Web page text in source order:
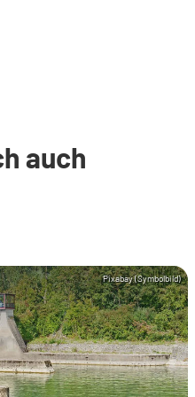
auch
Pixabay (Symbolbild)